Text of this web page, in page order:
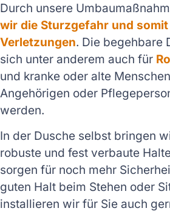
Durch unsere
wir die Sturzgefahr und somit
Verletzungen. Die begehbare
sich unter anderem auch für
und kranke oder alte
Angehörigen oder
werden.
In der Dusche selbst bringen
robuste und fest verbaute
sorgen für noch mehr
guten Halt beim Stehen oder
installieren wir für Sie auch